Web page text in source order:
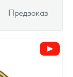
Предзаказ